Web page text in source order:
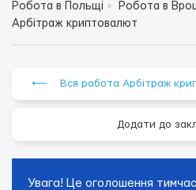
Робота в Польщі
Робота в
Арбітраж криптовалют
⟵ Вся работа Арбітраж
Додати до
Увага! Це оголошення